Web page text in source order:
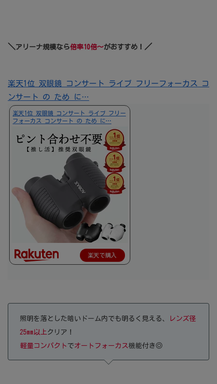
＼アリーナ規模なら倍率10倍～がおすすめ！ ／
楽天1位 双眼鏡 コンサート ライブ フリーフォーカス コ
ンサート の ため に…
楽天1位 双眼鏡 コンサート ライブ フリー
フォーカス コンサート の ため に…
楽天で購入
照明を落とした暗いドーム内でも明るく見える、
レンズ径
25mm以上 クリア！
軽量コンパクト でオートフォーカス機能付き◎